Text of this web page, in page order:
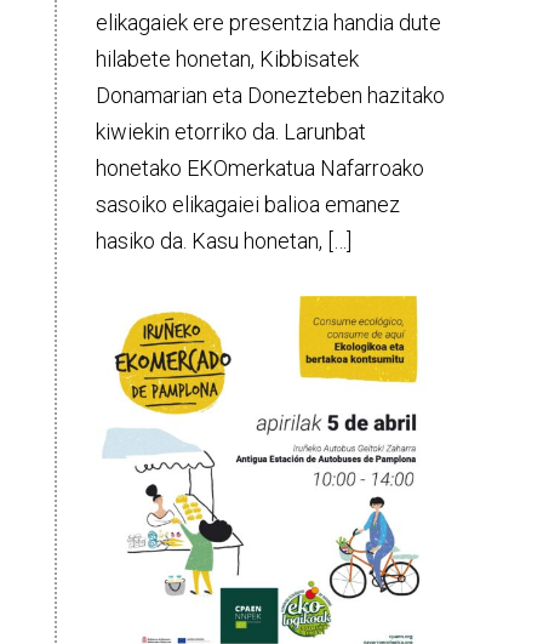
elikagaiek ere presentzia handia dute
hilabete honetan, Kibbisatek
Donamarian eta Donezteben hazitako
kiwiekin etorriko da. Larunbat
honetako EKOmerkatua Nafarroako
sasoiko elikagaiei balioa emanez
hasiko da. Kasu honetan, […]